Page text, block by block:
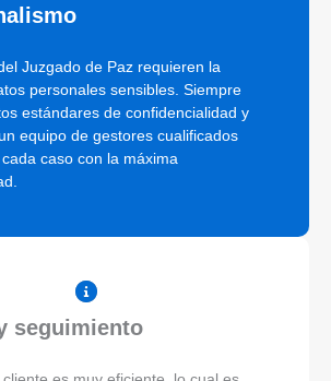
Juzgado de Paz requieren la
personales sensibles. Siempre
estándares de confidencialidad y
equipo de gestores cualificados
caso con la máxima
seguimiento